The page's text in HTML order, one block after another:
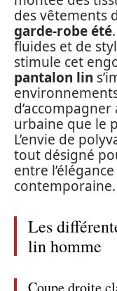
des vêtements
garde-robe été
fluides et de
stimule cet
pantalon lin
urbaine que le
L’envie de
tout désigné
entre
contemporaine.
Les
lin homme